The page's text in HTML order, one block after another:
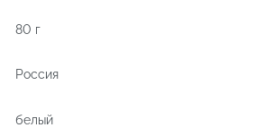
80 г
Россия
белый